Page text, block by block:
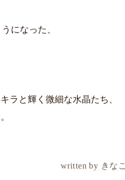
になった、
ラと輝く微細な水晶たち、
written by きなこ